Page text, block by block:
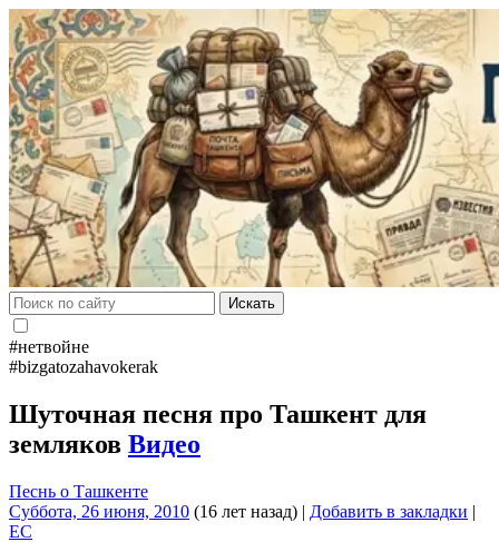
Искать
#нетвойне
#bizgatozahavokerak
Шуточная песня про Ташкент для
земляков Видео
Песнь о Ташкенте
Суббота, 26 июня, 2010 (16 лет назад) | Добавить в закладки |
EC